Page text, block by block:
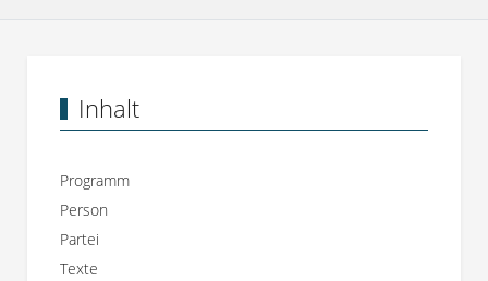
Inhalt
Programm
Person
Partei
Texte